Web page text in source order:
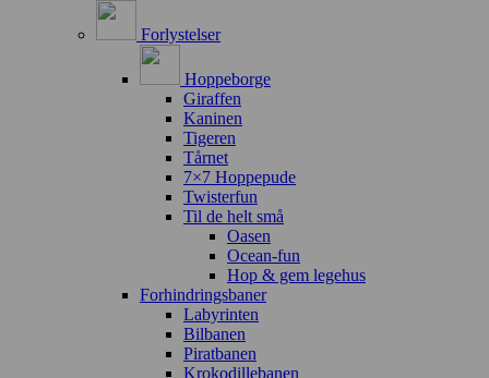
Forlystelser
Hoppeborge
Giraffen
Kaninen
Tigeren
Tårnet
7×7 Hoppepude
Twisterfun
Til de helt små
Oasen
Ocean-fun
Hop & gem legehus
Forhindringsbaner
Labyrinten
Bilbanen
Piratbanen
Krokodillebanen